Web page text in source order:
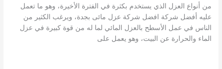
من أنواع العزل الذي يستخدم بكثرة في الفترة الأخيرة، وهو ما تعمل
عليه أفضل شركة افضل شركة عزل مائى بجدة، ويرغب الكثير من
الناس في عمل الأسطح بالعزل المائي لما له من قوة كبيرة في عزل
الماء والحرارة عن البيت، وهو يعمل على